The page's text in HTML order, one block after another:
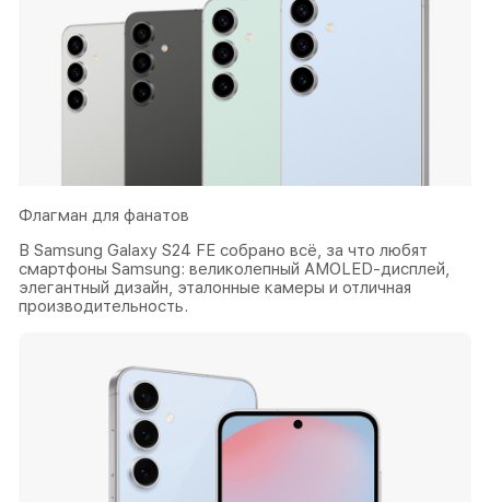
Флагман для фанатов
В Samsung Galaxy S24 FE собрано всё, за что любят
смартфоны Samsung: великолепный AMOLED-дисплей,
элегантный дизайн, эталонные камеры и отличная
производительность.